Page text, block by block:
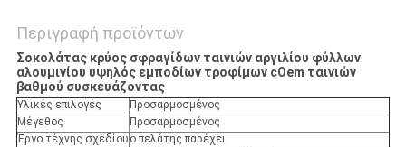
Περιγραφή προϊόντων
Σοκολάτας κρύος σφραγίδων ταινιών αργιλίου φύλλων
αλουμινίου υψηλός εμποδίων τροφίμων cOem ταινιών
βαθμού συσκευάζοντας
Υλικές επιλογές
Προσαρμοσμένος
Μέγεθος
Προσαρμοσμένος
Έργο τέχνης σχεδίου ο πελάτης παρέχει